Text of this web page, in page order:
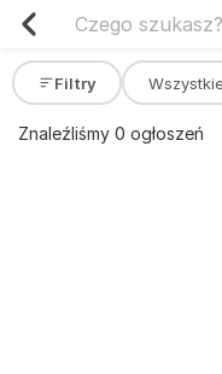
Filtry
Znaleźliśmy 0 ogłoszeń